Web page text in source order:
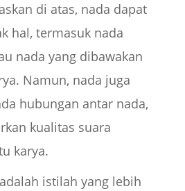
di atas, nada dapat
hal, termasuk nada
nada yang dibawakan
Namun, nada juga
hubungan antar nada,
kualitas suara
karya.
istilah yang lebih